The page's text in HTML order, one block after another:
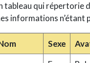
tableau qui répertorie
informations n’étant
Sexe